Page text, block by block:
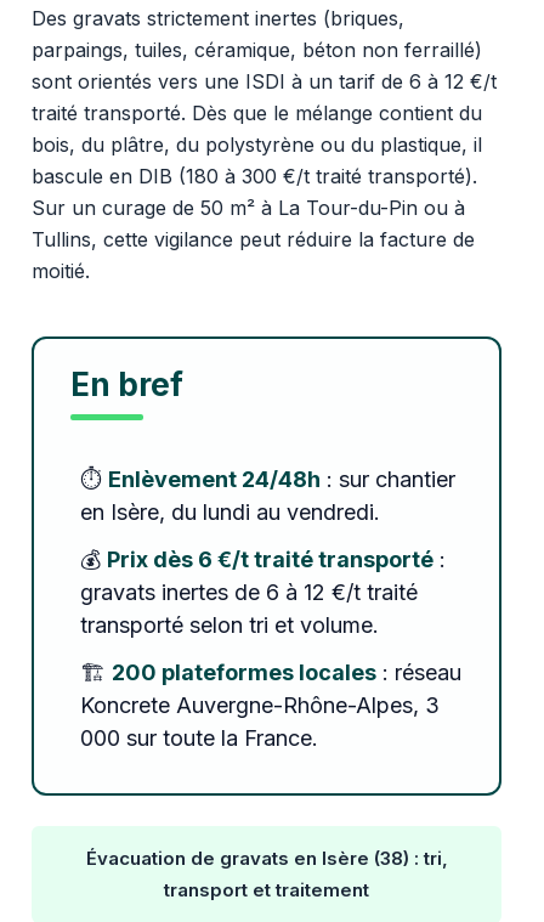
Des gravats strictement inertes (briques,
parpaings, tuiles, céramique, béton non ferraillé)
sont orientés vers une ISDI à un tarif de 6 à 12 €/t
traité transporté. Dès que le mélange contient du
bois, du plâtre, du polystyrène ou du plastique, il
bascule en DIB (180 à 300 €/t traité transporté).
Sur un curage de 50 m² à La Tour-du-Pin ou à
Tullins, cette vigilance peut réduire la facture de
moitié.
En bref
⏱️ Enlèvement 24/48h : sur chantier
en Isère, du lundi au vendredi.
💰 Prix dès 6 €/t traité transporté:
gravats inertes de 6 à 12 €/t traité
transporté selon tri et volume.
🏗️ 200 plateformes locales: réseau
Koncrete Auvergne-Rhône-Alpes, 3
000 sur toute la France.
Évacuation de gravats en Isère (38) : tri,
transport et traitement